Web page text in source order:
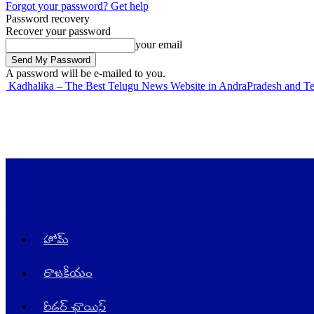
Forgot your password? Get help
Password recovery
Recover your password
your email
A password will be e-mailed to you.
Kadhalika – The Best Telugu News Website in AndraPradesh and
హోమ్
రాజ‌కీయం
రీడర్ ఛాయిస్